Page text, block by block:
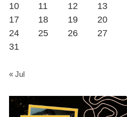
10
11 12 13
17
18 19 20
24
25 26 27
31
« Jul